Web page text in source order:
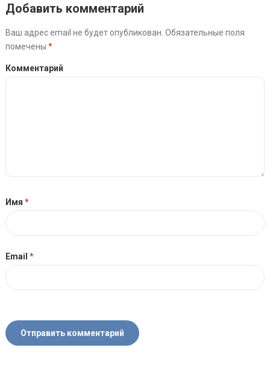
Добавить комментарий
Ваш адрес email не будет опубликован. Обязательные поля
помечены *
Комментарий
Имя *
Email *